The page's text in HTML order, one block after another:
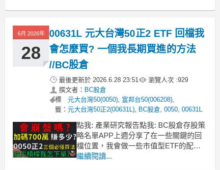
合你來認識一下神基在過去10年含息報
酬上漲了1000%比0050多了250%
6月 2026年
28
00631L 元大台灣50正2 ETF 回檔我
會怎麼買? 一個我長期買進的方法
//BC股倉
最後更新於 2026.6.28 23:51 瀏覽人次 :929
撰文者： BC股倉
標
籤：
元大台灣50(0050), 富邦台50(006208),
元大台灣50正2(00631L), BC股倉, 0050, 00631L
點我: 產業研究報告點我: BC股倉存股策
略名單APP上週分享了在一些關鍵的回
檔位置，我會做一些市值型ETF的配
置，像是009816就是非常好用的工具，
繼續閱讀...